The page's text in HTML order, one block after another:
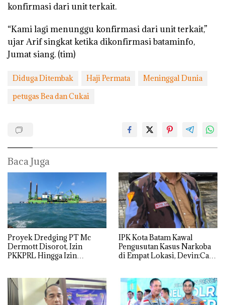
konfirmasi dari unit terkait.
“Kami lagi menunggu konfirmasi dari unit terkait,”
ujar Arif singkat ketika dikonfirmasi bataminfo,
Jumat siang. (tim)
Diduga Ditembak Haji Permata
Meninggal Dunia
petugas Bea dan Cukai
Baca Juga
Proyek Dredging PT Mc
Dermott Disorot, Izin
PKKPRL Hingga Izin
IPK Kota Batam Kawal
Pengusutan Kasus Narkoba
di Empat Lokasi, Devin:Cari